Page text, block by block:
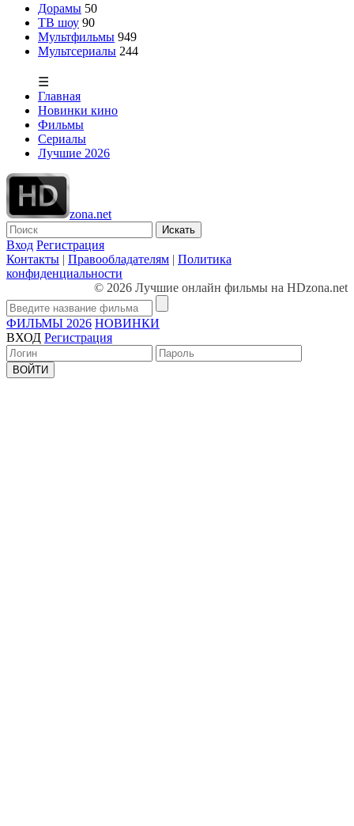
Дорамы 50
ТВ шоу 90
Мультфильмы 949
Мультсериалы 244
☰
Главная
Новинки кино
Фильмы
Сериалы
Лучшие 2026
zona.net
Искать
Вход Регистрация
Контакты | Правообладателям | Политика
конфиденциальности
© 2026 Лучшие онлайн фильмы на HDzona.net
ФИЛЬМЫ 2026 НОВИНКИ
ВХОД Регистрация